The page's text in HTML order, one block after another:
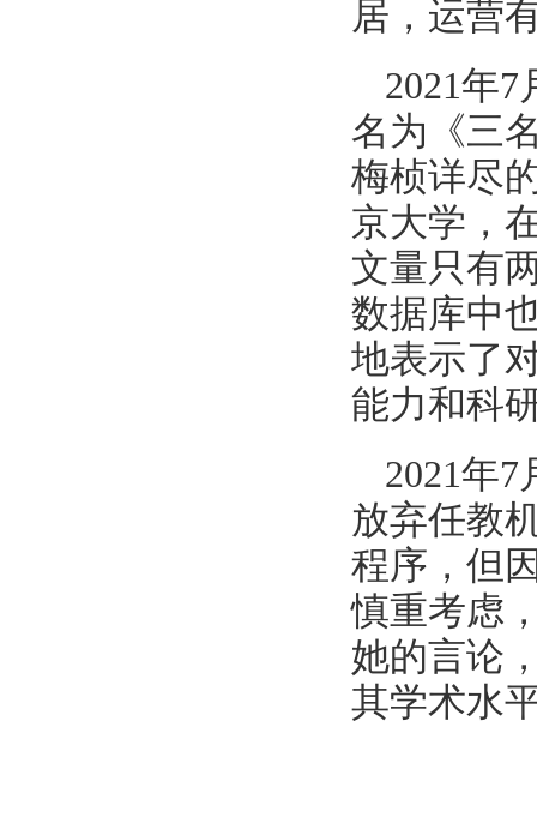
居，运营
2021年
名为《三
梅桢详尽
京大学，
文量只有
数据库中
地表示了
能力和科
2021年
放弃任教
程序，但
慎重考虑
她的言论
其学术水